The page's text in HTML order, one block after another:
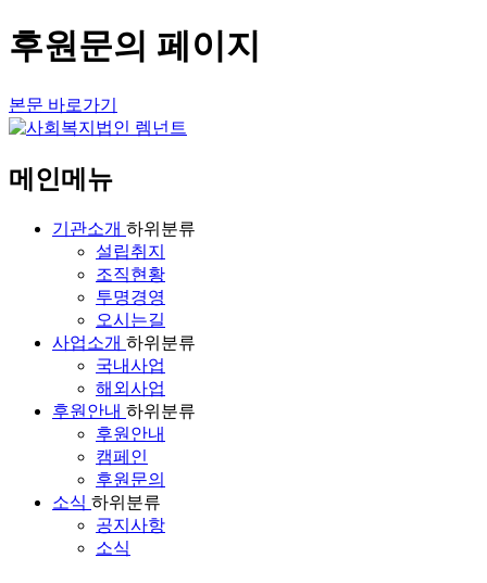
후원문의 페이지
본문 바로가기
메인메뉴
기관소개 하위분류
설립취지
조직현황
투명경영
오시는길
사업소개 하위분류
국내사업
해외사업
후원안내 하위분류
후원안내
캠페인
후원문의
소식 하위분류
공지사항
소식